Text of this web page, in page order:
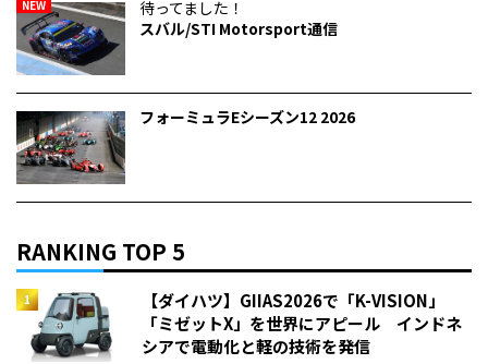
NEW
待ってました！
スバル/STI Motorsport通信
フォーミュラEシーズン12 2026
RANKING TOP 5
【ダイハツ】GIIAS2026で「K-VISION」
「ミゼットX」を世界にアピール インドネ
シアで電動化と軽の技術を発信